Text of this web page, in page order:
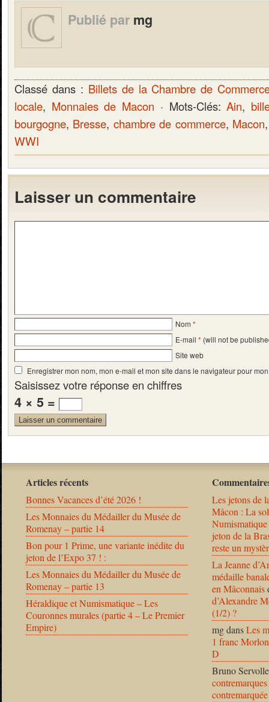
Publié par mg
Classé dans : Billets de la Chambre de
locale, Monnaies de Macon · Mots-Clés:Ain,
bourgogne, Bresse, chambre de commerce, Macon
WWI
Laisser un commentaire
Nom *
E-mail * (will not be
Site web
Enregistrer mon nom, mon e-mail et mon site dans le navigateur pour
Saisissez votre réponse en chiffres
4 × 5 =
Articles récents
Bonnes Vacances d’été 2026 !
Les Monnaies du Médailler du Musée de
Romenay – partie 14
Bon pour 1 Prime, une variante inédite du
jeton de l’Expo 37 ! :
Les Monnaies du Médailler du Musée de
Romenay – partie 13
Héraldique et Numismatique – Les
Couronnes murales (partie 4 – Le Premier
Empire)
Les jetons de
Mâcon : La
jeton de la
reste un
La Jeanne
médaille
en Mâconnais
d’Alexandre
(1/2) ?
mgdansLes
1 franc
D
Bruno Servolle